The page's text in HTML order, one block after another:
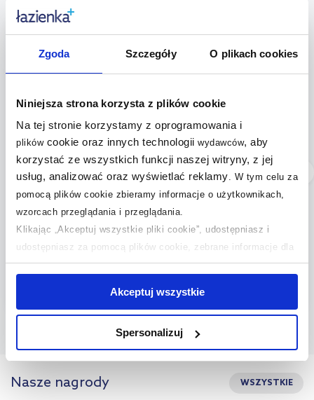
Zgoda Szczegóły O plikach cookies
Niniejsza strona korzysta z plików cookie
Na tej stronie korzystamy z oprogramowania i
plikówcookie oraz innych technologii wydawców, aby
korzystać ze wszystkich funkcji naszej witryny, z jej
usług, analizować oraz wyświetlać reklamy. W tym celu za
pomocą plików cookie zbieramy informacje o użytkownikach,
wzorcach przeglądania i przeglądania.
Klikając „Akceptuj wszystkie pliki cookie”, udostępniasz i
udostępniasz za pomocą plików cookie, zebrane informacje dla
użytkowników zewnętrznych, a także nasi partnerzy reklamowi.
jednak, że zablokowane niektóre pliki cookie mogą mieć wpływ
na sposób dostarczania treści niedostosowanych do potrzeb
kliknij „Ustawienia plików cookie”.
Jeśli chcesz uzyskać więcej
Akceptuj wszystkie
Spersonalizuj
Dostępność: 24h!
Geberit Duofix
wsporniki dystansowe
111.815.00.1
Dostępność:24h!
Omnires Ottawa miska
WC z deską
wolnoopadającą biały
połysk OTTAWAMWBP
Nasze nagrody WSZYSTKIE